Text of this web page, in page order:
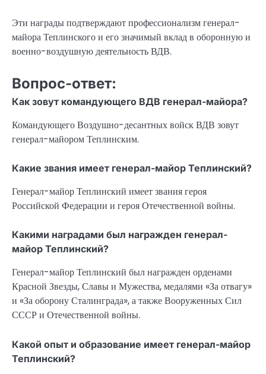
Эти награды подтверждают профессионализм генерал-
майора Теплинского и его значимый вклад в оборонную и
военно-воздушную деятельность ВДВ.
Вопрос-ответ:
Как зовут командующего ВДВ генерал-майора?
Командующего Воздушно-десантных войск ВДВ зовут
генерал-майором Теплинским.
Какие звания имеет генерал-майор Теплинский?
Генерал-майор Теплинский имеет звания героя
Российской Федерации и героя Отечественной войны.
Какими наградами был награжден генерал-
майор Теплинский?
Генерал-майор Теплинский был награжден орденами
Красной Звезды, Славы и Мужества, медалями «За отвагу»
и «За оборону Сталинграда», а также Вооруженных Сил
СССР и Отечественной войны.
Какой опыт и образование имеет генерал-майор
Теплинский?